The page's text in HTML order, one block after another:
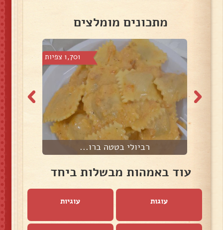
מתכונים מומלצים
1,701 צפיות
רביולי בטטה ברו...
עוד באמהות מבשלות ביחד
עוגות עוגיות